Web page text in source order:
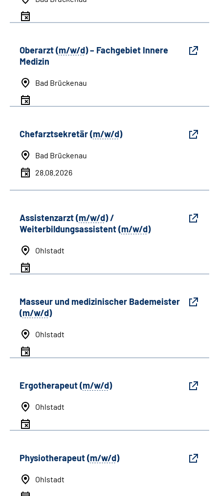
Oberarzt (m/w/d) – Fachgebiet Innere
Medizin
Bad Brückenau
Chefarztsekretär (m/w/d)
Bad Brückenau
28.08.2026
Assistenzarzt (m/w/d) /
Weiterbildungsassistent (m/w/d)
Ohlstadt
Masseur und medizinischer Bademeister
(m/w/d)
Ohlstadt
Ergotherapeut (m/w/d)
Ohlstadt
Physiotherapeut (m/w/d)
Ohlstadt